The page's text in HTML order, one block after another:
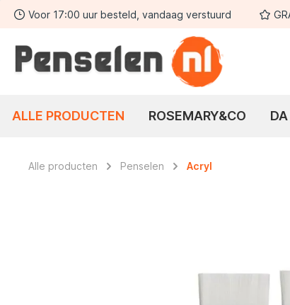
Ga naar de hoofdnavigatie
Voor 17:00 uur besteld, vandaag verstuurd
ALLE PRODUCTEN ROSEMARY&CO
Alle producten Penselen Acryl